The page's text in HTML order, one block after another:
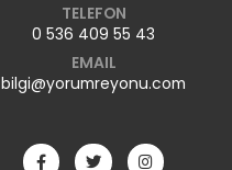
TELEFON
0 536 409 55 43
EMAIL
bilgi@yorumreyonu.com